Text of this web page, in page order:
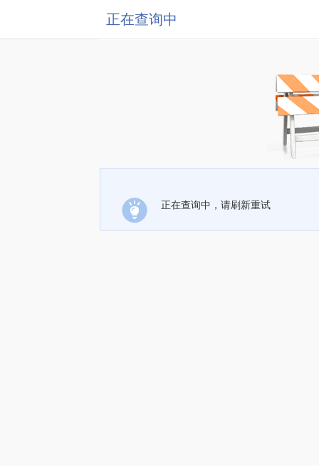
正在查询中
正在查询中，请刷新重试